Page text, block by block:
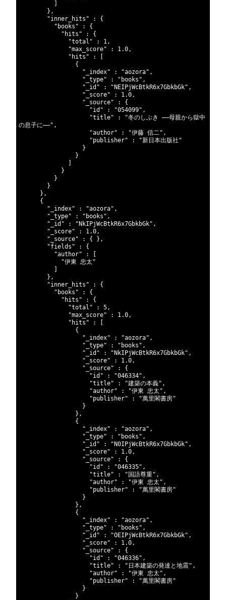
} ,
"inner_hits"
:
{
"books"
:
{
"hits"
:
{
"total"
: 1,
"max_score"
: 1.0,
"hits"
:
{
"_index"
: "aozora" ,
"_type"
: "books" ,
"_id"
: "NEIPjWcBtkR6x7GbkbGk" ,
"_score"
: 1.0,
"_source"
:
{
"id"
: "054099" ,
"title"
:
"冬のしぶき ――母親から獄中
の息子に――" ,
"author"
: "伊藤 信二" ,
"publisher"
:
"新日本出版社"
}
}
}
}
}
} ,
{
"_index"
: "aozora" ,
"_type"
: "books" ,
"_id"
: "NkIPjWcBtkR6x7GbkbGk" ,
"_score"
: 1.0,
"_source"
: { } ,
"fields"
:
{
"author"
:
"伊東 忠太"
} ,
"inner_hits"
:
{
"books"
:
{
"hits"
:
{
"total"
: 5,
"max_score"
: 1.0,
"hits"
:
{
"_index"
: "aozora" ,
"_type"
: "books" ,
"_id"
: "NkIPjWcBtkR6x7GbkbGk" ,
"_score"
: 1.0,
"_source"
:
{
"id"
: "046334" ,
"title"
: "建築の本義" ,
"author"
: "伊東 忠太" ,
"publisher"
:
"萬里閣書房"
}
} ,
{
"_index"
: "aozora" ,
"_type"
: "books" ,
"_id"
: "N0IPjWcBtkR6x7GbkbGk" ,
"_score"
: 1.0,
"_source"
:
{
"id"
: "046335" ,
"title"
: "国語尊重" ,
"author"
: "伊東 忠太" ,
"publisher"
:
"萬里閣書房"
}
} ,
{
"_index"
: "aozora" ,
"_type"
: "books" ,
"_id"
: "OEIPjWcBtkR6x7GbkbGk" ,
"_score"
: 1.0,
"_source"
:
{
"id"
: "046336" ,
"title"
: "日本建築の発達と地震" ,
"author"
: "伊東 忠太" ,
"publisher"
:
"萬里閣書房"
}
}